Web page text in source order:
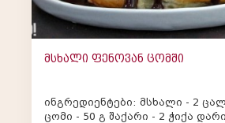
მსხალი ფენოვან ცომში
ინგრედიენტები: მსხალი - 2 ცალი ფენოვანი
ცომი - 50 გ შაქარი - 2 ჭიქა დარიჩინი -